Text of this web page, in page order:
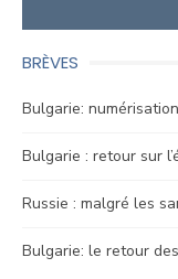
BRÈVES
Bulgarie:
Bulgarie : retour sur
Russie : malgré les
Bulgarie: le retour